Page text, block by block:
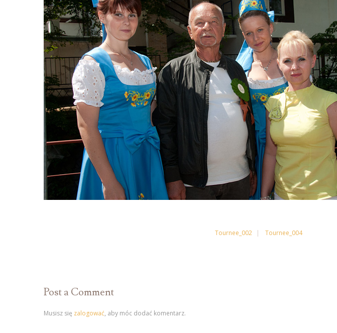
Tournee_002 Tournee_004
Post a Comment
Musisz się zalogować, aby móc dodać komentarz.